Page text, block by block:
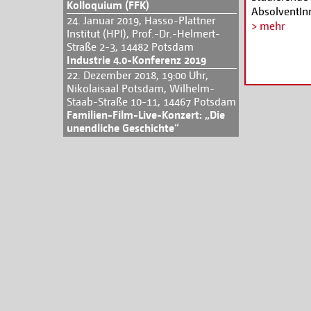
Kolloquium (FFK)
24. Januar 2019, Hasso-Plattner
Institut (HPI), Prof.-Dr.-Helmert-
Straße 2-3, 14482 Potsdam
Industrie 4.0-Konferenz 2019
22. Dezember 2018, 19:00 Uhr,
Nikolaisaal Potsdam, Wilhelm-
Staab-Straße 10-11, 14467 Potsdam
Familien-Film-Live-Konzert: „Die
unendliche Geschichte“
Hasso-
> mehr